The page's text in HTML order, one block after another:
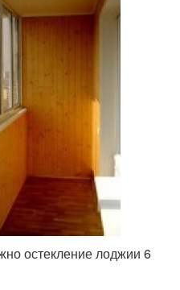
остекление лоджии 6